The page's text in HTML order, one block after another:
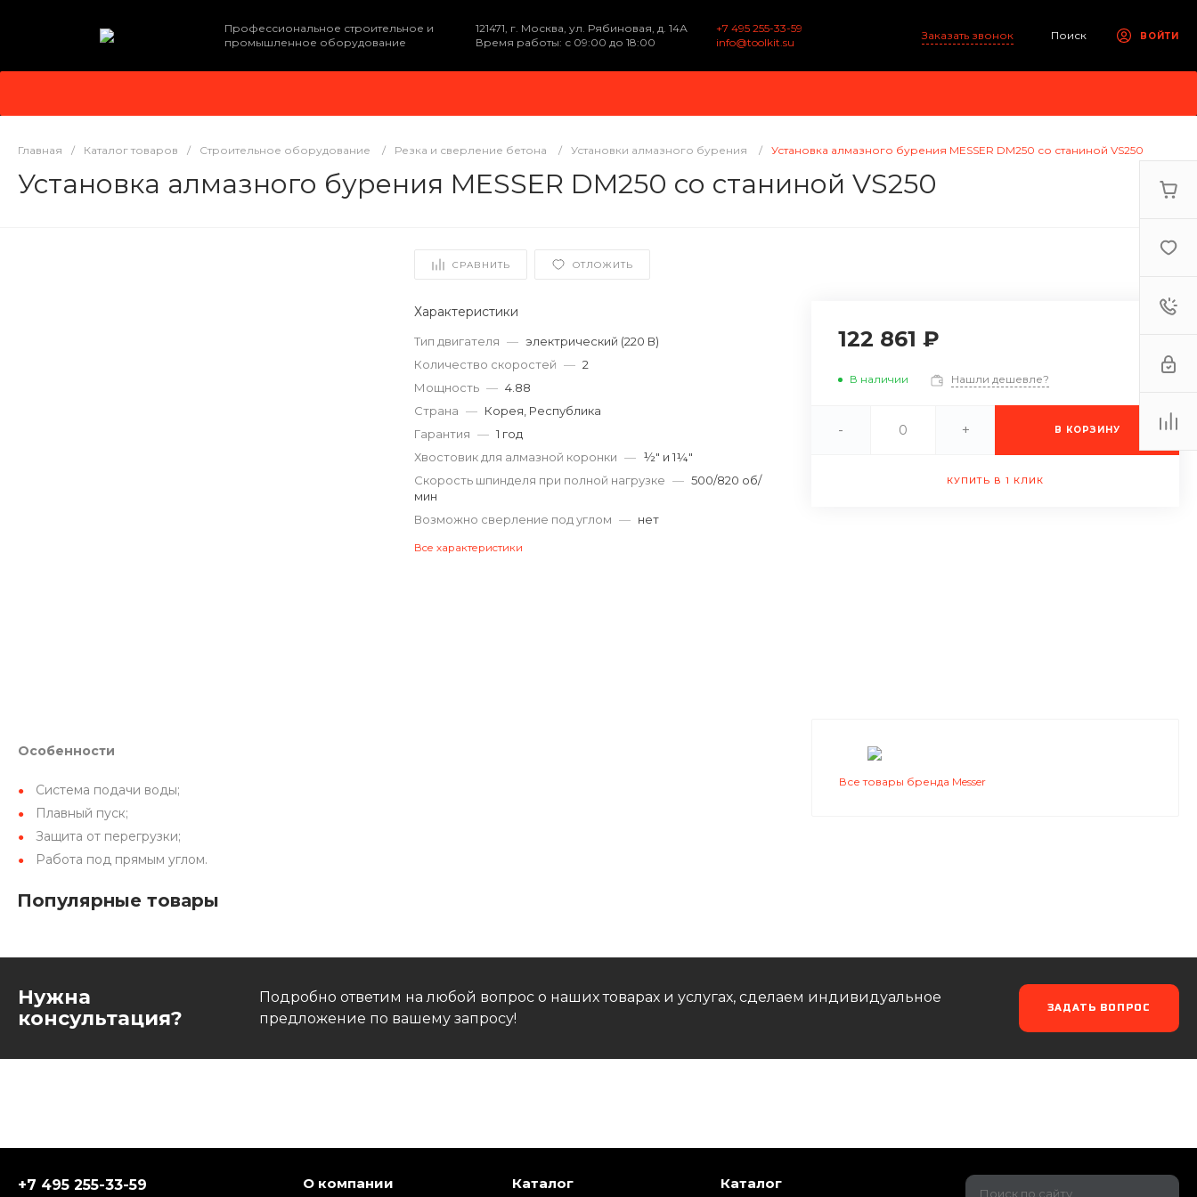
Профессиональное строительное и
промышленное оборудование
121471, г. Москва, ул. Рябиновая, д. 14А
Время работы: с 09:00 до 18:00
+7 495 255-33-59
info@toolkit.su
Заказать звонок Поиск ВОЙТИ
Главная / Каталог товаров / Строительное оборудование / Резка и сверление бетона / Установки алмазного бурения / Установка алмазного бурения MESSER DM250 со станиной VS250
Установка алмазного бурения MESSER DM250 со станиной VS250
СРАВНИТЬ ОТЛОЖИТЬ
Характеристики
Тип двигателя — электрический (220 В)
Количество скоростей — 2
Мощность — 4.88
Страна — Корея, Республика
Гарантия — 1 год
Хвостовик для алмазной коронки — ½″ и 1¼″
Скорость шпинделя при полной нагрузке — 500/820 об/
мин
Возможно сверление под углом — нет
Все характеристики
122 861 ₽
В наличии Нашли дешевле?
- + В КОРЗИНУ
КУПИТЬ В 1 КЛИК
Особенности
Система подачи воды;
Плавный пуск;
Защита от перегрузки;
Работа под прямым углом.
Все товары бренда Messer
Популярные товары
Нужна
консультация?
Подробно ответим на любой вопрос о наших товарах и услугах, сделаем индивидуальное
предложение по вашему запросу!
ЗАДАТЬ ВОПРОС
+7 495 255-33-59 О компании Каталог Каталог